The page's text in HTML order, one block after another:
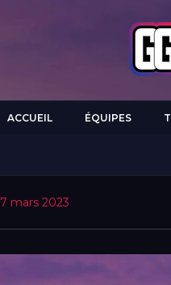
ACCUEIL ÉQUIPES
7 mars 2023